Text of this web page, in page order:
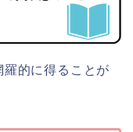
羅的に得ることが